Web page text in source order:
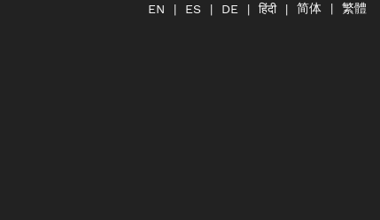
EN ES DE हिंदी 简体 繁體